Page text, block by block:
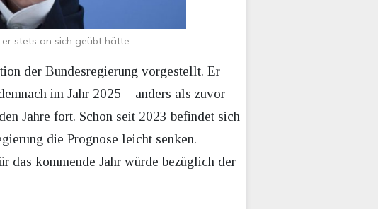
stets an sich geübt hätte
der Bundesregierung vorgestellt. Er
im Jahr 2025 – anders als zuvor
Jahre fort. Schon seit 2023 befindet sich
die Prognose leicht senken.
das kommende Jahr würde bezüglich der